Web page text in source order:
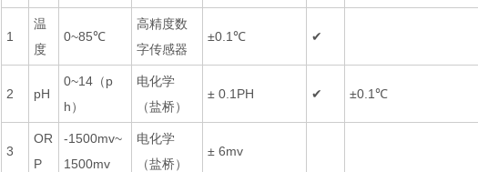
1
温
度
0~85℃
高精度数
字传感器
±0.1℃ ✔
2 pH
0~14（p
h）
电化学
（盐桥）
± 0.1PH ✔ ±0.1℃
3
OR
P
-1500mv~
1500mv
电化学
（盐桥）
± 6mv